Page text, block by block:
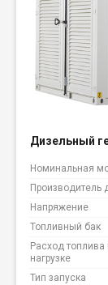
Дизельный
Номинальная
Производитель
Напряжение
Топливный бак
Расход топлива
нагрузке
Тип запуска